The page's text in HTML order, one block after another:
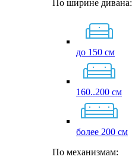
По ширине дивана:
до 150 см
160..200 см
более 200 см
По механизмам: